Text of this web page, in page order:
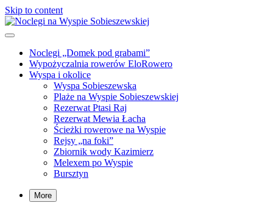
Skip to content
Noclegi „Domek pod grabami”
Wypożyczalnia rowerów EloRowero
Wyspa i okolice
Wyspa Sobieszewska
Plaże na Wyspie Sobieszewskiej
Rezerwat Ptasi Raj
Rezerwat Mewia Łacha
Ścieżki rowerowe na Wyspie
Rejsy „na foki”
Zbiornik wody Kazimierz
Melexem po Wyspie
Bursztyn
More